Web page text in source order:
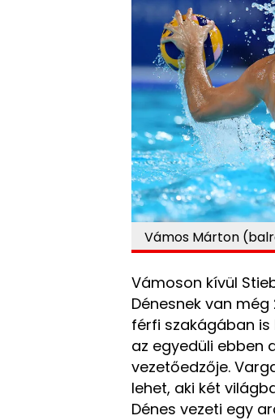
Vámos Márton
Vámoson kívül
Dénesnek van
férfi szakágában
az egyedüli ebben
vezetőedzője.
lehet, aki két
Dénes vezeti egy